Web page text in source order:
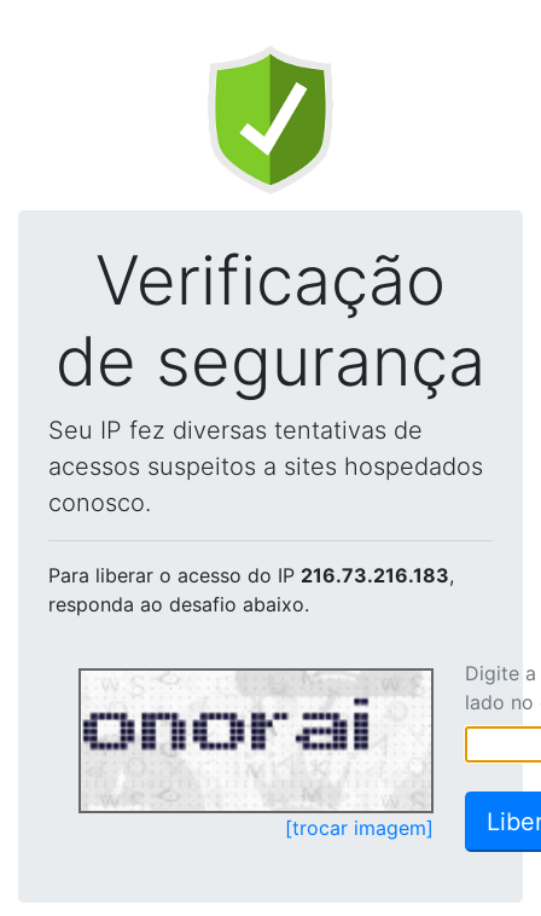
Verificação
de segurança
Seu IP fez diversas tentativas de
acessos suspeitos a sites hospedados
conosco.
Para liberar o acesso do IP 216.73.216.183,
responda ao desafio abaixo.
[trocar imagem]
Digite
lado no